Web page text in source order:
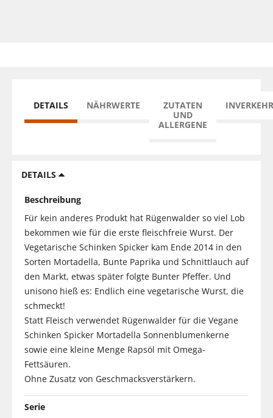
DETAILS NÄHRWERTE
ZUTATEN
UND
ALLERGENE
DETAILS
Beschreibung
Für kein anderes Produkt hat Rügenwalder so viel Lob
bekommen wie für die erste fleischfreie Wurst. Der
Vegetarische Schinken Spicker kam Ende 2014 in den
Sorten Mortadella, Bunte Paprika und Schnittlauch auf
den Markt, etwas später folgte Bunter Pfeffer. Und
unisono hieß es: Endlich eine vegetarische Wurst, die
schmeckt!
Statt Fleisch verwendet Rügenwalder für die Vegane
Schinken Spicker Mortadella Sonnenblumenkerne
sowie eine kleine Menge Rapsöl mit Omega-
Fettsäuren.
Ohne Zusatz von Geschmacksverstärkern.
Serie